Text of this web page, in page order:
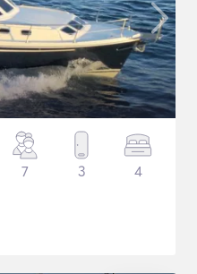
7 3 4